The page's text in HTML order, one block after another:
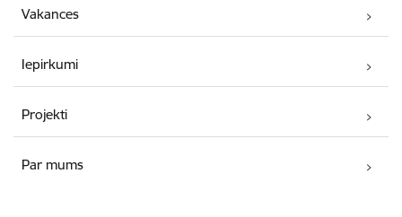
Vakances
Iepirkumi
Projekti
Par mums